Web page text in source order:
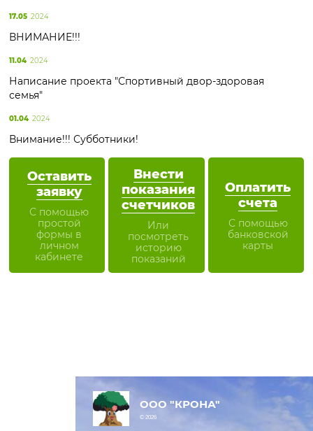
Оставить
заявку
С помощью
простой
формы в
личном
кабинете
Внести
показания
счетчиков
Или
посмотреть
историю
показаний
Оплатить
счета
С помощью
банковской
карты
17.05 2024
ВНИМАНИЕ!!!
11.04 2024
Написание проекта "Спортивный двор-здоровая
семья"
01.04 2024
Внимание!!! Субботники!
ООО "КРОНА"
© 2026